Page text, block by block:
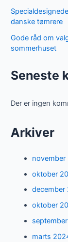
danske tømrere
Gode råd om
sommerhuset
Seneste
Der er ingen
Arkiver
november
oktober
december
oktober
marts